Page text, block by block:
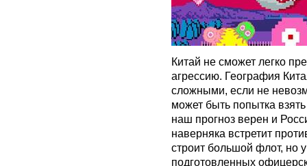
Китай не сможет легко
агрессию. География
сложными, если не
может быть попытка
наш прогноз верен и
наверняка встретит
строит большой флот, но
подготовленных